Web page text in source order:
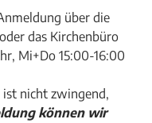
über die
oder das Kirchenbüro
Mi+Do 15:00-16:00
ist nicht zwingend,
können wir